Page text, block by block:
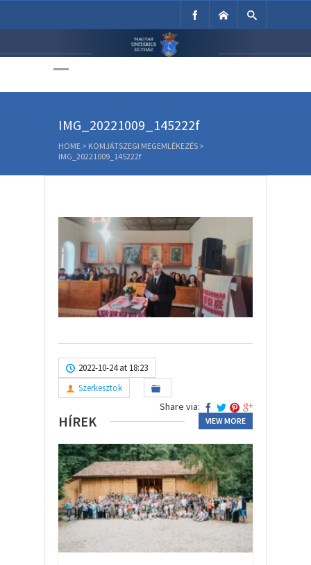
Unitárius Egyház
IMG_20221009_145222f
HOME > KOMJÁTSZEGI MEGEMLÉKEZÉS >
IMG_20221009_145222f
2022-10-24 at 18:23
Szerkesztok
Share via:
HÍREK VIEW MORE